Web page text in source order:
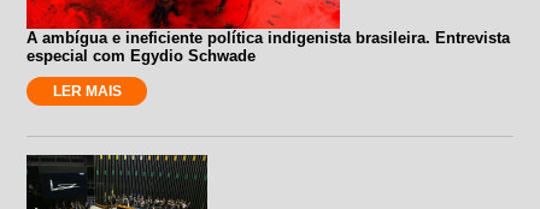
A ambígua e ineficiente política indigenista brasileira. Entrevista
especial com Egydio Schwade
LER MAIS